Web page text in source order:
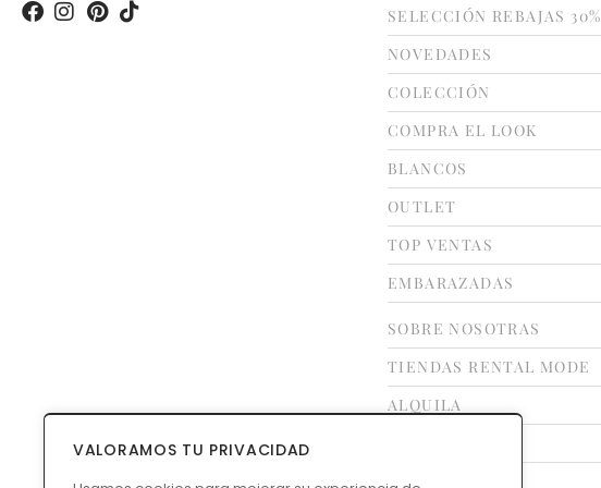
VALORAMOS TU PRIVACIDAD
SELECCIÓN REBAJAS 30%
NOVEDADES
COLECCIÓN
COMPRA EL LOOK
BLANCOS
OUTLET
TOP VENTAS
EMBARAZADAS
SOBRE NOSOTRAS
TIENDAS RENTAL MODE
ALQUILA
CONTACTO